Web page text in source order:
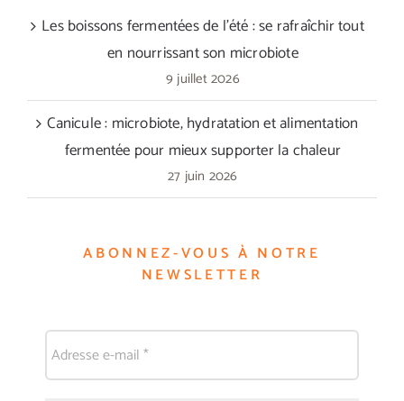
Les boissons fermentées de l’été : se rafraîchir tout
en nourrissant son microbiote
9 juillet 2026
Canicule : microbiote, hydratation et alimentation
fermentée pour mieux supporter la chaleur
27 juin 2026
ABONNEZ-VOUS À NOTRE
NEWSLETTER